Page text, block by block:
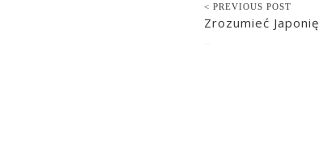
< PREVIOUS POST
Zrozumieć Japonię